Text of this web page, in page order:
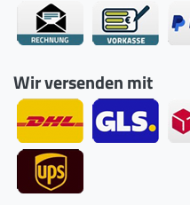
Wir versenden mit